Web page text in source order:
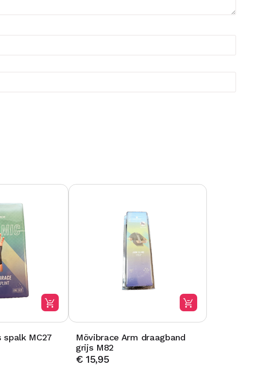
spalk MC27
Mövibrace Arm draagband
grijs M82
€15,95